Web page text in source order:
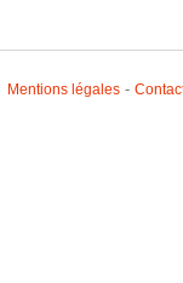
Mentions légales -